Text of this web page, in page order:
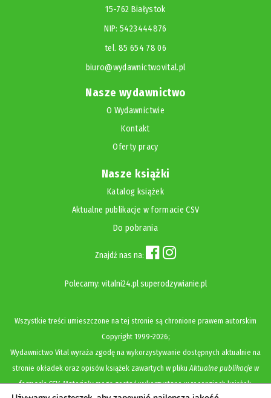
15-762 Białystok
NIP: 5423444876
tel. 85 654 78 06
biuro@wydawnictwovital.pl
Nasze wydawnictwo
O Wydawnictwie
Kontakt
Oferty pracy
Nasze książki
Katalog książek
Aktualne publikacje w formacie CSV
Do pobrania
Znajdź nas na:
Polecamy: vitalni24.pl superodzywianie.pl
Wszystkie treści umieszczone na tej stronie są chronione prawem autorskim
Copyright1999-2026;
Wydawnictwo Vital wyraża zgodę na wykorzystywanie dostępnych aktualnie na
stronie okładek oraz opisów książek zawartych w plikuAktualne publikacje w
formacie CSV. Materiały mogą zostać wykorzystane w recenzjach książek,